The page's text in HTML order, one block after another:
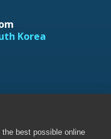
Korea
best possible online